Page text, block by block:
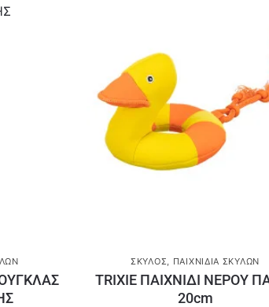
ΣΚΎΛΟΣ ΠΑΙΧΝΊΔΙΑ ΣΚΎΛΩΝ
TRIXIE ΠΑΙΧΝΙΔΙ ΝΕΡΟΥ
20cm